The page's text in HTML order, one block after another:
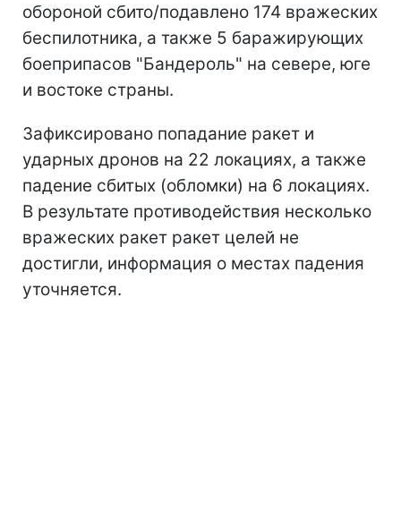
обороной сбито/подавлено 174 вражеских
беспилотника, а также 5 баражирующих
боеприпасов "Бандероль" на севере, юге
и востоке страны.
Зафиксировано попадание ракет и
ударных дронов на 22 локациях, а также
падение сбитых (обломки) на 6 локациях.
В результате противодействия несколько
вражеских ракет ракет целей не
достигли, информация о местах падения
уточняется.